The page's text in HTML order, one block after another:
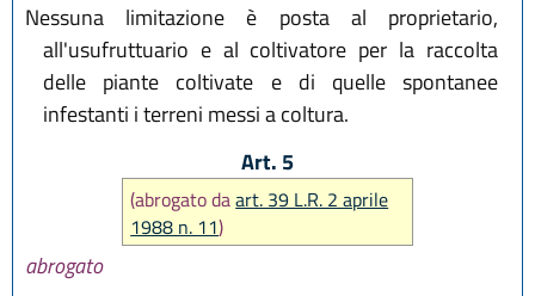
Nessuna limitazione è posta al proprietario,
all'usufruttuario e al coltivatore per la raccolta
delle piante coltivate e di quelle spontanee
infestanti i terreni messi a coltura.
Art. 5
(abrogato daart. 39 L.R. 2 aprile
1988 n. 11)
abrogato